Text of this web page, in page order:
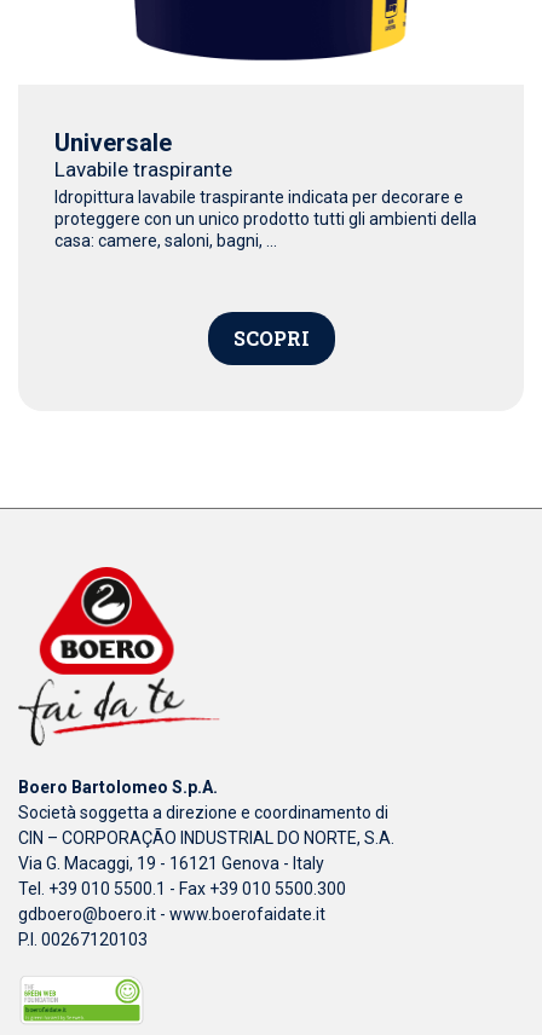
Universale
Lavabile traspirante
Idropittura lavabile traspirante indicata per decorare e
proteggere con un unico prodotto tutti gli ambienti della
casa: camere, saloni, bagni, ...
SCOPRI
Boero Bartolomeo S.p.A.
Società soggetta a direzione e coordinamento di
CIN – CORPORAÇÃO INDUSTRIAL DO NORTE, S.A.
Via G. Macaggi, 19 - 16121 Genova - Italy
Tel. +39 010 5500.1 - Fax +39 010 5500.300
gdboero@boero.it - www.boerofaidate.it
P.I. 00267120103